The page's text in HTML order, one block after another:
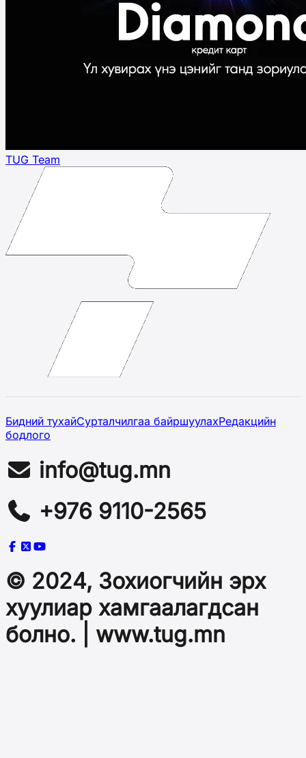
TUG Team
Бидний тухайСурталчилгаа байршуулахРедакцийн
бодлого
info@tug.mn
+976 9110-2565
© 2024, Зохиогчийн эрх
хуулиар хамгаалагдсан
болно. | www.tug.mn